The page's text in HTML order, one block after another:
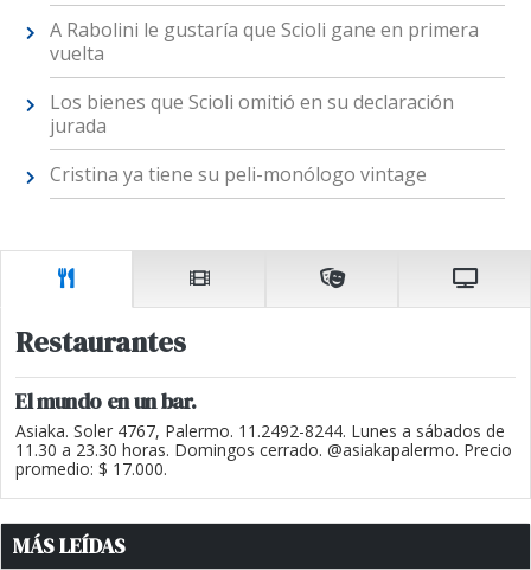
A Rabolini le gustaría que Scioli gane en primera
vuelta
Los bienes que Scioli omitió en su declaración
jurada
Cristina ya tiene su peli-monólogo vintage
Restaurantes
El mundo en un bar.
Asiaka. Soler 4767, Palermo. 11.2492-8244. Lunes a sábados de
11.30 a 23.30 horas. Domingos cerrado. @asiakapalermo. Precio
promedio: $ 17.000.
MÁS LEÍDAS